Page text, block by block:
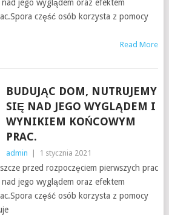
jego wyglądem oraz efektem
część osób korzysta z pomocy
Read More
BUDUJĄC DOM, NUTRUJEMY
SIĘ NAD JEGO WYGLĄDEM I
WYNIKIEM KOŃCOWYM
PRAC.
admin 1 stycznia 2021
przed rozpoczęciem pierwszych prac
jego wyglądem oraz efektem
część osób korzysta z pomocy